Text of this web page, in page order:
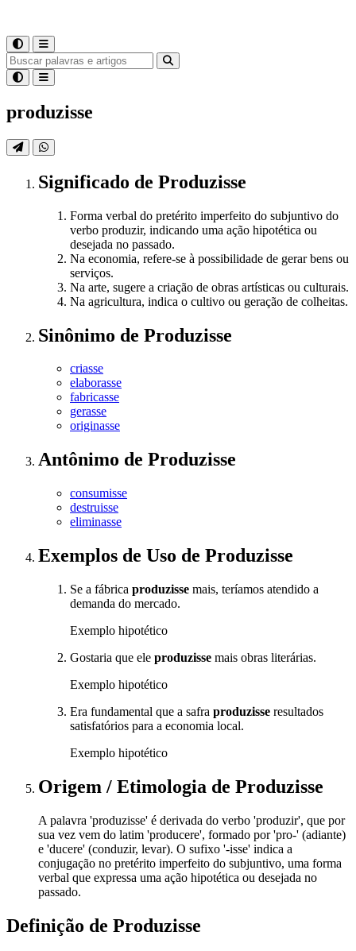
produzisse
Significado de Produzisse
Forma verbal do pretérito imperfeito do subjuntivo do
verbo produzir, indicando uma ação hipotética ou
desejada no passado.
Na economia, refere-se à possibilidade de gerar bens ou
serviços.
Na arte, sugere a criação de obras artísticas ou culturais.
Na agricultura, indica o cultivo ou geração de colheitas.
Sinônimo de Produzisse
criasse
elaborasse
fabricasse
gerasse
originasse
Antônimo de Produzisse
consumisse
destruisse
eliminasse
Exemplos de Uso de Produzisse
Se a fábrica produzisse mais, teríamos atendido a
demanda do mercado.
Exemplo hipotético
Gostaria que ele produzisse mais obras literárias.
Exemplo hipotético
Era fundamental que a safra produzisse resultados
satisfatórios para a economia local.
Exemplo hipotético
Origem / Etimologia de Produzisse
A palavra 'produzisse' é derivada do verbo 'produzir', que por
sua vez vem do latim 'producere', formado por 'pro-' (adiante)
e 'ducere' (conduzir, levar). O sufixo '-isse' indica a
conjugação no pretérito imperfeito do subjuntivo, uma forma
verbal que expressa uma ação hipotética ou desejada no
passado.
Definição de Produzisse